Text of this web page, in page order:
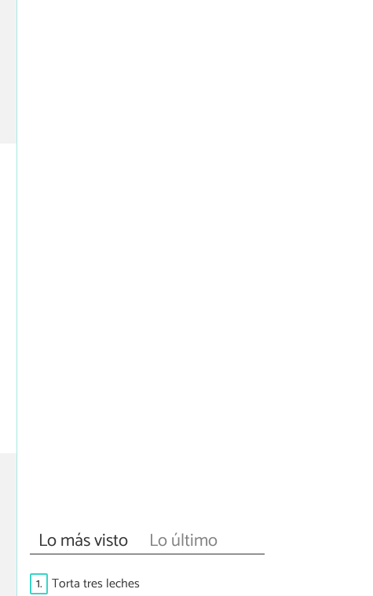
Lo más visto Lo último
1. Torta tres leches